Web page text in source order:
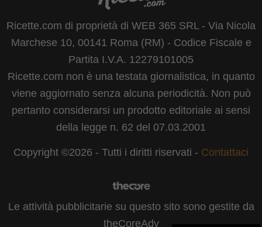
Ricette.com di proprietà di WEB 365 SRL - Via Nicola
Marchese 10, 00141 Roma (RM) - Codice Fiscale e
Partita I.V.A. 12279101005
Ricette.com non è una testata giornalistica, in quanto
viene aggiornato senza alcuna periodicità. Non può
pertanto considerarsi un prodotto editoriale ai sensi
della legge n. 62 del 07.03.2001
Copyright ©2026 - Tutti i diritti riservati - Contattaci
Le attività pubblicitarie su questo sito sono gestite da
theCoreAdv